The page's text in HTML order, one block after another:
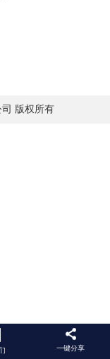
版权所有
一键分享